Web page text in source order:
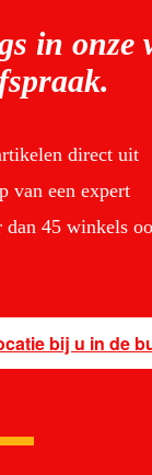
in onze
direct uit
van een expert
dan 45 winkels
bij u in de